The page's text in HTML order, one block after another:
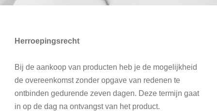
Herroepingsrecht
Bij de aankoop van producten heb je de mogelijkheid
de overeenkomst zonder opgave van redenen te
ontbinden gedurende zeven dagen. Deze termijn gaat
in op de dag na ontvangst van het product.